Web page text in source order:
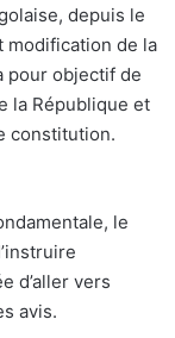
depuis le
modification de la
pour objectif de
la République et
constitution.
le
d’aller vers
avis.